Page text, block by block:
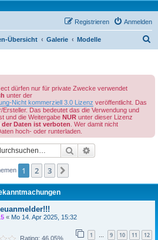
Anmelden
Registrieren
Übersicht Galerie Modelle
dürfen nur für private Zwecke verwendet
unter der
Nicht kommerziell 3.0 Lizenz veröffentlicht. Das
Das bedeutet das die Verwendung und
und die Weitergabe NUR unter dieser Lizenz
Daten ist verboten . Wer damit nicht
hoch- oder runterladen.
Suche
1 2 3
« Mo 14. Apr 2025, 15:32
1 … 9 10 11 12
Rating: 46.05%